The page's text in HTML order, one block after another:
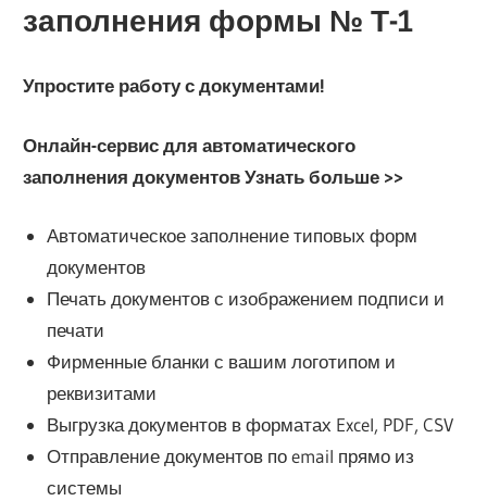
заполнения формы № Т-1
Упростите работу с документами!
Онлайн-сервис для автоматического
заполнения документов Узнать больше >>
Автоматическое заполнение типовых форм
документов
Печать документов с изображением подписи и
печати
Фирменные бланки с вашим логотипом и
реквизитами
Выгрузка документов в форматах Excel, PDF, CSV
Отправление документов по email прямо из
системы